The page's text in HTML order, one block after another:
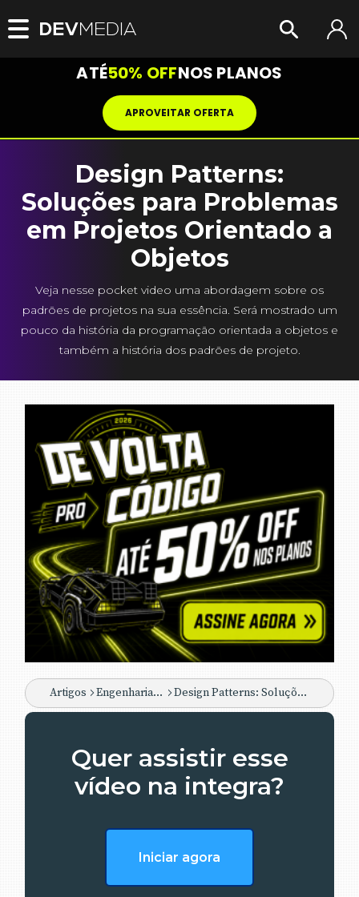
ATÉ50% OFFNOS PLANOS
APROVEITAR OFERTA
Design Patterns:
Soluções para Problemas
em Projetos Orientado a
Objetos
Veja nesse pocket video uma abordagem sobre os
padrões de projetos na sua essência. Será mostrado um
pouco da história da programação orientada a objetos e
também a história dos padrões de projeto.
Artigos Engenharia de Software Design Patterns: Soluções para Problemas em Projetos Orientado a Objetos
Quer assistir esse
vídeo na integra?
Iniciar agora